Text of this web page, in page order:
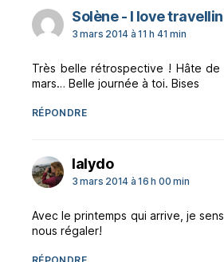
Solène - I love
3 mars 2014 à 11 h 41 min
Très belle rétrospective ! Hâte
mars… Belle journée à toi. Bises
RÉPONDRE
lalydodit :
3 mars 2014 à 16 h 00 min
Avec le printemps qui arrive, je
nous régaler!